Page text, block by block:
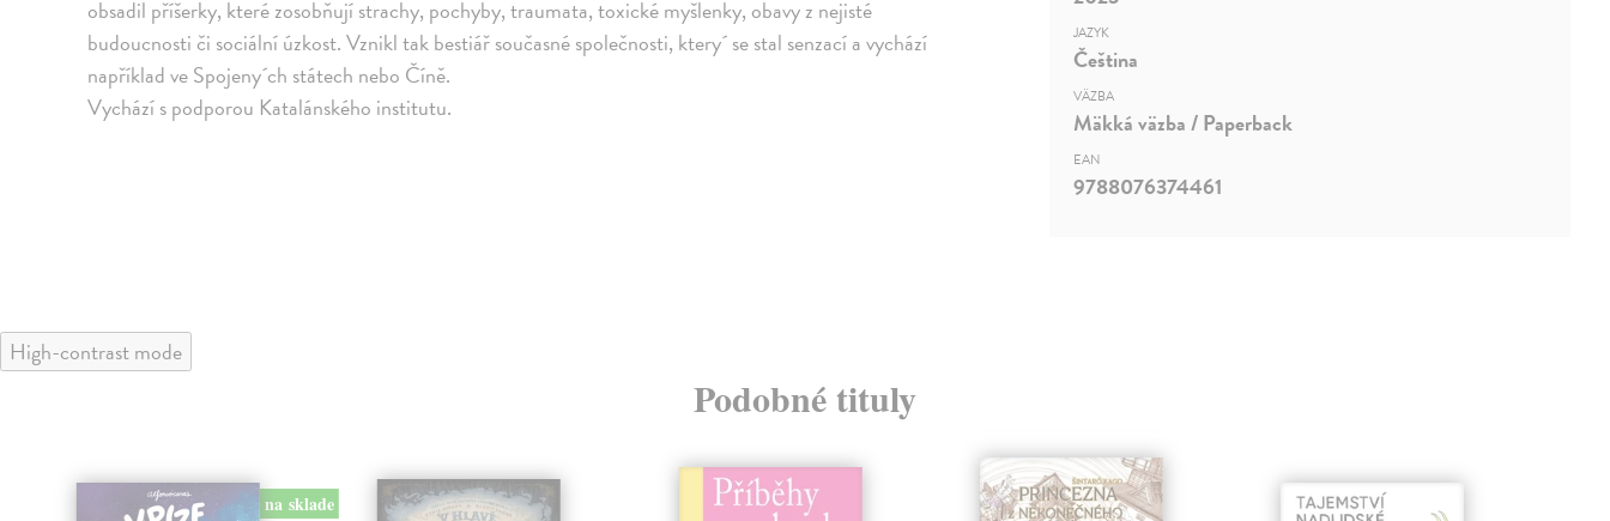
obsadil příšerky, které zosobňují strachy, pochyby, traumata, toxické myšlenky, obavy z nejisté
budoucnosti či sociální úzkost. Vznikl tak bestiář současné společnosti, ktery´ se stal senzací a vychází
například ve Spojeny´ch státech nebo Číně.
Vychází s podporou Katalánského institutu.
JAZYK
Čeština
VÄZBA
Mäkká väzba / Paperback
EAN
9788076374461
High-contrast mode
Podobné tituly
na sklade